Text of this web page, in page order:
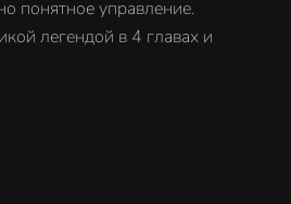
понятное управление.
легендой в 4 главах и